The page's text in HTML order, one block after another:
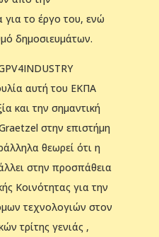
για το έργο του, ενώ
δημοσιευμάτων.
αυτή του ΕΚΠΑ
και την σημαντική
στην επιστήμη
θεωρεί ότι η
στην προσπάθεια
Κοινότητας για την
τεχνολογιών στον
τρίτης γενιάς ,